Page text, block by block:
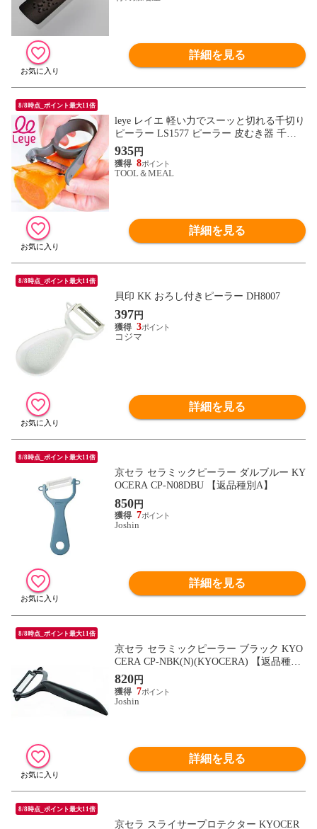
詳細を見る
8/8時点_ポイント最大11倍
leye レイエ 軽い力でスーッと切れる千切り
ピーラー LS1577 ピーラー 皮むき器 千切
り 食洗機対応
935円
8
TOOL＆MEAL
詳細を見る
8/8時点_ポイント最大11倍
貝印 KK おろし付きピーラー DH8007
397 円
3
コジマ
詳細を見る
8/8時点_ポイント最大11倍
京セラ セラミックピーラー ダルブルー KY
OCERA CP-N08DBU 【返品種別A】
850円
7
Joshin
詳細を見る
8/8時点_ポイント最大11倍
京セラ セラミックピーラー ブラック KYO
CERA CP-NBK(N)(KYOCERA) 【返品種別
A】
820円
7
Joshin
詳細を見る
8/8時点_ポイント最大11倍
京セラ スライサープロテクター KYOCER